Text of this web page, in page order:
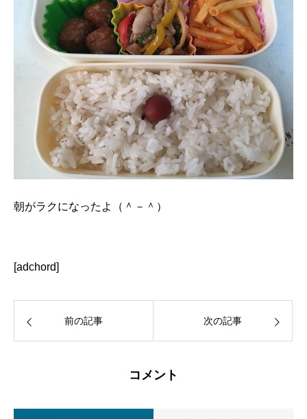
朝がラクになったよ（＾－＾）
[adchord]
前の記事 次の記事
コメント